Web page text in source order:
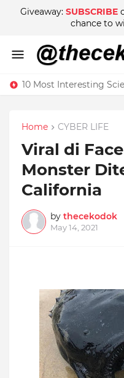
Giveaway: SUBSCRIBE
chance to
10 Most Interesting
Home CYBER LIFE
Viral di
Monster
California
by thecekodok
May 14, 2021